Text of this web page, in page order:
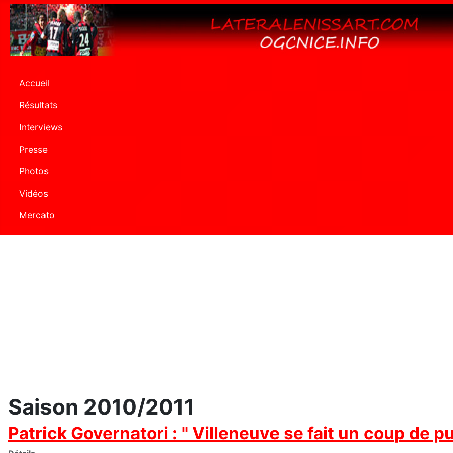
Accueil
Résultats
Interviews
Presse
Photos
Vidéos
Mercato
Saison 2010/2011
Patrick Governatori : " Villeneuve se fait un coup de